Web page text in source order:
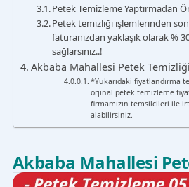
Petek Temizleme Yaptırmadan
Petek temizliği işlemlerinden
faturanızdan yaklaşık olarak %
sağlarsınız..!
Akbaba Mahallesi Petek
*Yukarıdaki fiyatlandırma
orjinal petek temizleme
firmamızın temsilcileri ile
alabilirsiniz.
Akbaba Mahallesi